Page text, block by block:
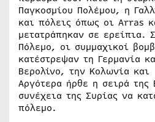
Παγκοσμίου Πολέμου, η
και πόλεις όπως οι Arras
μετατράπηκαν σε ερείπια.
Πόλεμο, οι συμμαχικοί
κατέστρεψαν τη Γερμανία
Βερολίνο, την Κολωνία
Αργότερα ήρθε η σειρά της
συνέχεια της Συρίας να
πόλεμο.